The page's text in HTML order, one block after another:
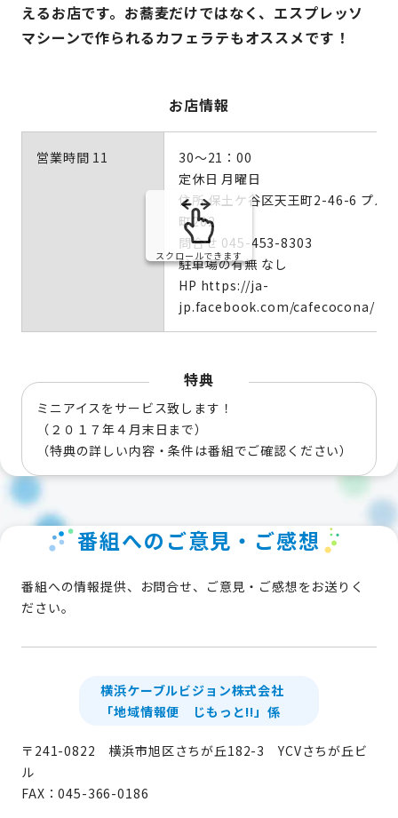
えるお店です。お蕎麦だけではなく、エスプレッソ
マシーンで作られるカフェラテもオススメです！
お店情報
営業時間 11
30～21：00
定休日 月曜日
住所 保土ケ谷区天王町2-46-6 プル
町202
問合せ 045-453-8303
駐車場の有無 なし
HP https://ja-
jp.facebook.com/cafecocona/
スクロールできます
特典
ミニアイスをサービス致します！
（２０１７年４月末日まで）
（特典の詳しい内容・条件は番組でご確認ください）
番組へのご意見・ご感想
番組への情報提供、お問合せ、ご意見・ご感想をお送りく
ださい。
横浜ケーブルビジョン株式会社
「地域情報便 じもっと!!」係
〒241-0822 横浜市旭区さちが丘182-3 YCVさちが丘ビ
ル
FAX：045-366-0186